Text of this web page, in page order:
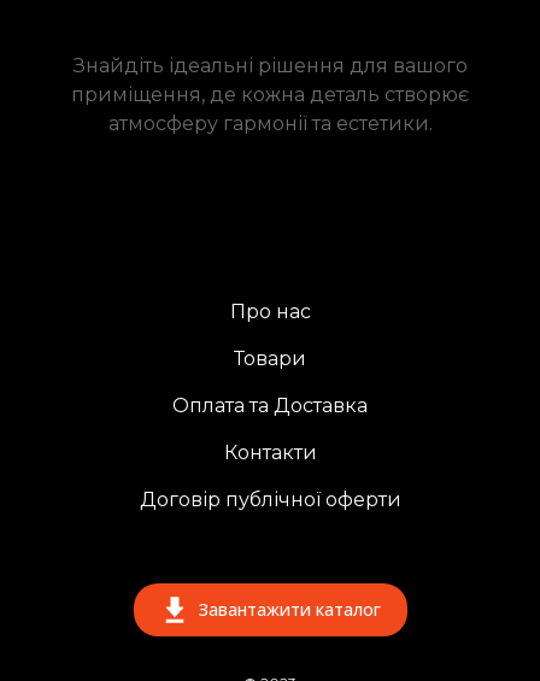
Знайдіть ідеальні рішення для вашого
приміщення, де кожна деталь створює
атмосферу гармонії та естетики.
Про нас
Товари
Оплата та Доставка
Контакти
Договір публічної оферти
Завантажити каталог